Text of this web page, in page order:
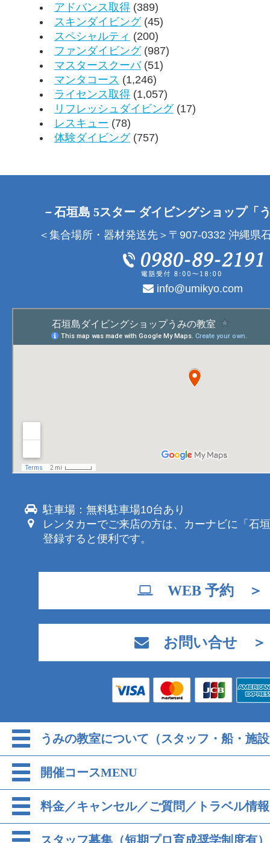
アドバンス取得 (389)
スキンダイビング(45)
スペシャルティ (200)
ファンダイビング(987)
マスタースクーバ(51)
マンタコース (1,246)
ライセンス取得 (1,057)
リフレッシュダイビング(17)
レスキュー (78)
体験ダイビング(757)
－石垣島 5スター ダイビングショップ「
＜集合場所・器材発送先＞〒907-0332 沖縄県
info@umikyo.com
駐車場：無料駐車場10台あり
レンタカーでご来店の方は、カーナビに「石
登録すると便利です。
WEB 予約 ＞
お問い合せ ＞
うみの教室について（スタッフ・船・施
開催コースMENU
料金／キャンセル／ご質問／トラベル情報
スタッフ募集（短期プロ育成奨学制度有）